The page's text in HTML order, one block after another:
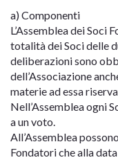
a) Componenti
L’Assemblea dei Soci
totalità dei Soci delle
deliberazioni sono
dell’Associazione
materie ad essa
Nell’Assemblea ogni
a un voto.
All’Assemblea
Fondatori che alla